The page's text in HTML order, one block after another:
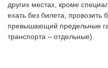
других местах, кроме
ехать без билета, провозить
превышающий предельные
транспорта – отдельные).